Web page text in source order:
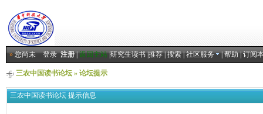
»您尚未登录 注册|返回主站|研究生读书|推荐|搜索|社区服务 |帮助|订阅
三农中国读书论坛» 论坛提示
三农中国读书论坛 提示信息